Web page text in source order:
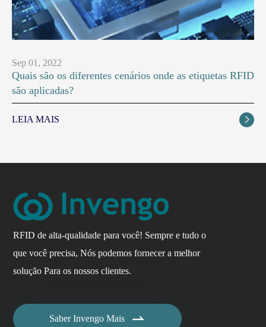
Sep 01, 2022
Quais são os diferentes cenários onde as etiquetas RFID
são aplicadas?
LEIA MAIS 
RFID de alta-qualidade para você! Sempre e tudo o
que você precisa, Nós podemos fornecer a melhor
solução Para os nossos clientes.
Saber Invengo Mais 